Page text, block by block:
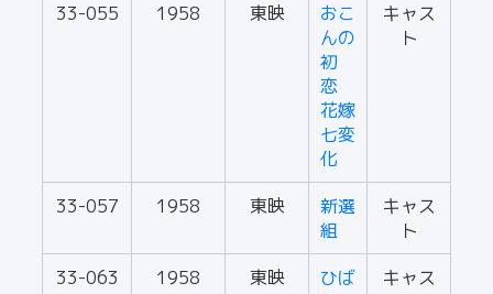
33-055
1958 東映
おこ
んの
初
恋
花嫁
七変
化
キャス
ト
33-057 1958 東映
新選
組
キャス
ト
33-063
1958 東映
ひば
キャス